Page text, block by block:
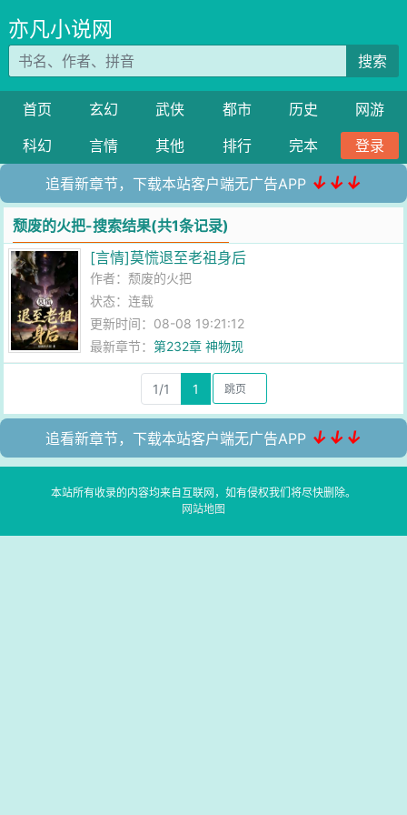
亦凡小说网
搜索
首页 玄幻 武侠 都市 历史
网游
科幻
言情 其他 排行 完本 登录
追看新章节，下载本站客户端无广告APP ↓↓↓
颓废的火把-搜索结果(共1条记录)
[言情]莫慌退至老祖身后
作者：颓废的火把
状态：连载
更新时间：08-08 19:21:12
最新章节：第232章 神物现
1/1 1
追看新章节，下载本站客户端无广告APP ↓↓↓
本站所有收录的内容均来自互联网，如有侵权我们将尽快删除。
网站地图